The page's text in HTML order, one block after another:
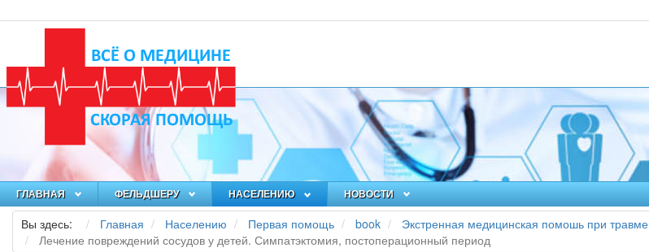
ГЛАВНАЯ ФЕЛЬДШЕРУ НАСЕЛЕНИЮ НОВОСТИ
Вы здесь: Главная Населению Первая помощь book
Экстренная медицинская помошь при травме
Лечение повреждений сосудов у детей. Симпатэктомия, постоперационный период
Как я заболел во время
локдауна?
Это странная ситуация:
вы соблюдали все меры
предосторожности
COVID-19 (вы почти все
время дома), но, тем не